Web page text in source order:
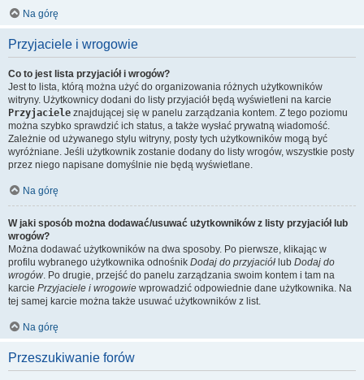
Na górę
Przyjaciele i wrogowie
Co to jest lista przyjaciół i wrogów?
Jest to lista, którą można użyć do organizowania różnych użytkowników
witryny. Użytkownicy dodani do listy przyjaciół będą wyświetleni na karcie
Przyjaciele znajdującej się w panelu zarządzania kontem. Z tego poziomu
można szybko sprawdzić ich status, a także wysłać prywatną wiadomość.
Zależnie od używanego stylu witryny, posty tych użytkowników mogą być
wyróżniane. Jeśli użytkownik zostanie dodany do listy wrogów, wszystkie posty
przez niego napisane domyślnie nie będą wyświetlane.
Na górę
W jaki sposób można dodawać/usuwać użytkowników z listy przyjaciół lub
wrogów?
Można dodawać użytkowników na dwa sposoby. Po pierwsze, klikając w
profilu wybranego użytkownika odnośnik Dodaj do przyjaciół lub Dodaj do
wrogów. Po drugie, przejść do panelu zarządzania swoim kontem i tam na
karcie Przyjaciele i wrogowie wprowadzić odpowiednie dane użytkownika. Na
tej samej karcie można także usuwać użytkowników z list.
Na górę
Przeszukiwanie forów